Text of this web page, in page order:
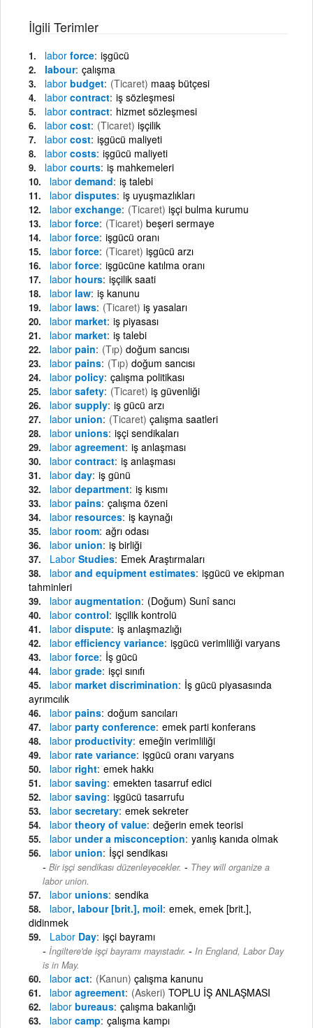
İlgili Terimler
labor force işgücü
labour çalışma
labor budget (Ticaret) maaş bütçesi
labor contract iş sözleşmesi
labor contract hizmet sözleşmesi
labor cost (Ticaret) işçilik
labor cost işgücü maliyeti
labor costs işgücü maliyeti
labor courts iş mahkemeleri
labor demand iş talebi
labor disputes iş uyuşmazlıkları
labor exchange (Ticaret) işçi bulma kurumu
labor force (Ticaret) beşeri sermaye
labor force işgücü oranı
labor force (Ticaret) işgücü arzı
labor force işgücüne katılma oranı
labor hours işçilik saati
labor law iş kanunu
labor laws (Ticaret) iş yasaları
labor market iş piyasası
labor market iş talebi
labor pain (Tıp) doğum sancısı
labor pains (Tıp) doğum sancısı
labor policy çalışma politikası
labor safety (Ticaret) iş güvenliği
labor supply iş gücü arzı
labor union (Ticaret) çalışma saatleri
labor unions işçi sendikaları
labor agreement iş anlaşması
labor contract iş anlaşması
labor day iş günü
labor department iş kısmı
labor pains çalışma özeni
labor resources iş kaynağı
labor room ağrı odası
labor union iş birliği
Labor Studies Emek Araştırmaları
labor and equipment estimates işgücü ve ekipman
tahminleri
labor augmentation (Doğum) Sunî sancı
labor control işçilik kontrolü
labor dispute iş anlaşmazlığı
labor efficiency variance işgücü verimliliği varyans
labor force İş gücü
labor grade işçi sınıfı
labor market discrimination İş gücü piyasasında
ayrımcılık
labor pains doğum sancıları
labor party conference emek parti konferans
labor productivity emeğin verimliliği
labor rate variance işgücü oranı varyans
labor right emek hakkı
labor saving emekten tasarruf edici
labor saving işgücü tasarrufu
labor secretary emek sekreter
labor theory of value değerin emek teorisi
labor under a misconception yanlış kanıda olmak
labor union İşçi sendikası
Bir işçi sendikası düzenleyecekler. - They will organize a
labor union.
labor unions sendika
labor, labour [brit.], moil emek, emek [brit.],
didinmek
Labor Day işçi bayramı
İngiltere'de işçi bayramı mayıstadır. - In England, Labor Day
is in May.
labor act (Kanun) çalışma kanunu
labor agreement (Askeri) TOPLU İŞ ANLAŞMASI
labor bureaus çalışma bakanlığı
labor camp çalışma kampı